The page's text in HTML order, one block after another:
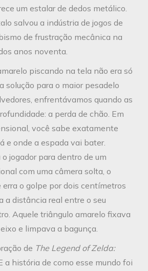
um estalar de dedos metálico.
salvou a indústria de jogos de
de frustração mecânica na
anos noventa.
piscando na tela não era só
solução para o maior pesadelo
enfrentávamos quando as
a perda de chão. Em
você sabe exatamente
e onde a espada vai bater.
jogador para dentro de um
com uma câmera solta, o
erra o golpe por dois centímetros
a distância real entre o seu
Aquele triângulo amarelo fixava
e limpava a bagunça.
de The Legend of Zelda:
a história de como esse mundo foi